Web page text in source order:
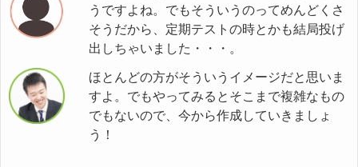
うですよね。でもそういうのってめんどくさ
そうだから、定期テストの時とかも結局投げ
出しちゃいました・・・。
ほとんどの方がそういうイメージだと思いま
すよ。でもやってみるとそこまで複雑なもの
でもないので、今から作成していきましょ
う！